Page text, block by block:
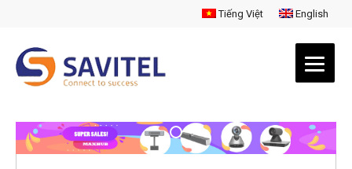
Tiếng Việt English